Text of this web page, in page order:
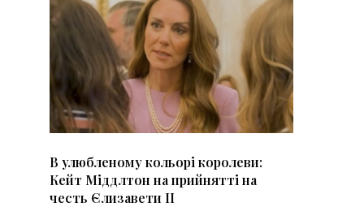
В улюбленому кольорі королеви:
Кейт Міддлтон на прийнятті на
честь Єлизавети II